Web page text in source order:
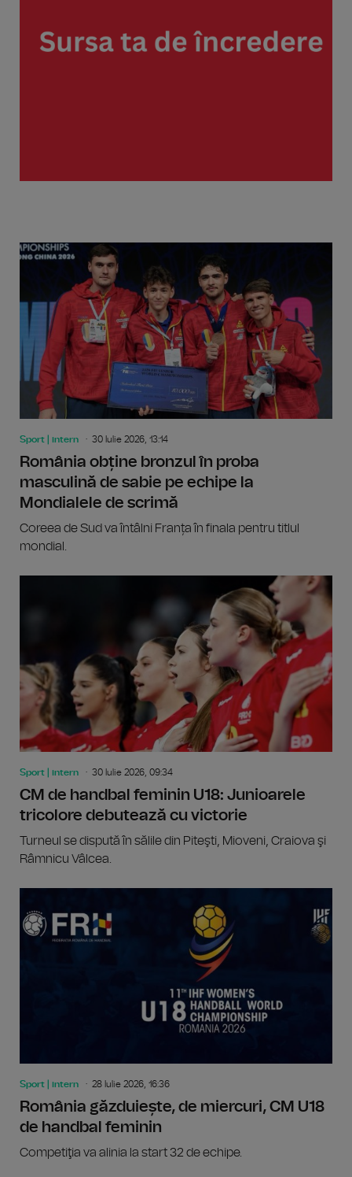
Sport | intern 30 Iulie 2026, 13:14
România obține bronzul în proba
masculină de sabie pe echipe la
Mondialele de scrimă
Coreea de Sud va întâlni Franța în finala pentru titlul
mondial.
Sport | intern 30 Iulie 2026, 09:34
CM de handbal feminin U18: Junioarele
tricolore debutează cu victorie
Turneul se dispută în sălile din Piteşti, Mioveni, Craiova şi
Râmnicu Vâlcea.
Sport | intern 28 Iulie 2026, 16:36
România găzduiește, de miercuri, CM U18
de handbal feminin
Competiţia va alinia la start 32 de echipe.